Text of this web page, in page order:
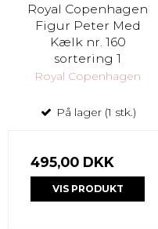
Royal Copenhagen
Figur Peter Med
Kælk nr. 160
sortering 1
Royal Copenhagen
På lager (1 stk.)
495,00 DKK
VIS PRODUKT